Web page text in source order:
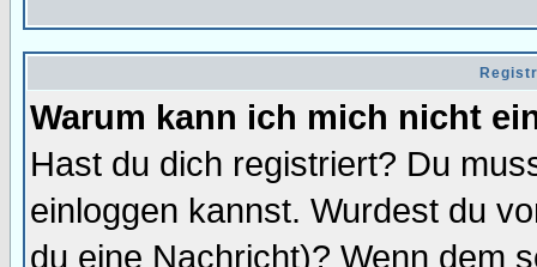
Warum kann ich mich nicht
Hast du dich registriert? Du
einloggen kannst. Wurdest du
du eine Nachricht)? Wenn dem